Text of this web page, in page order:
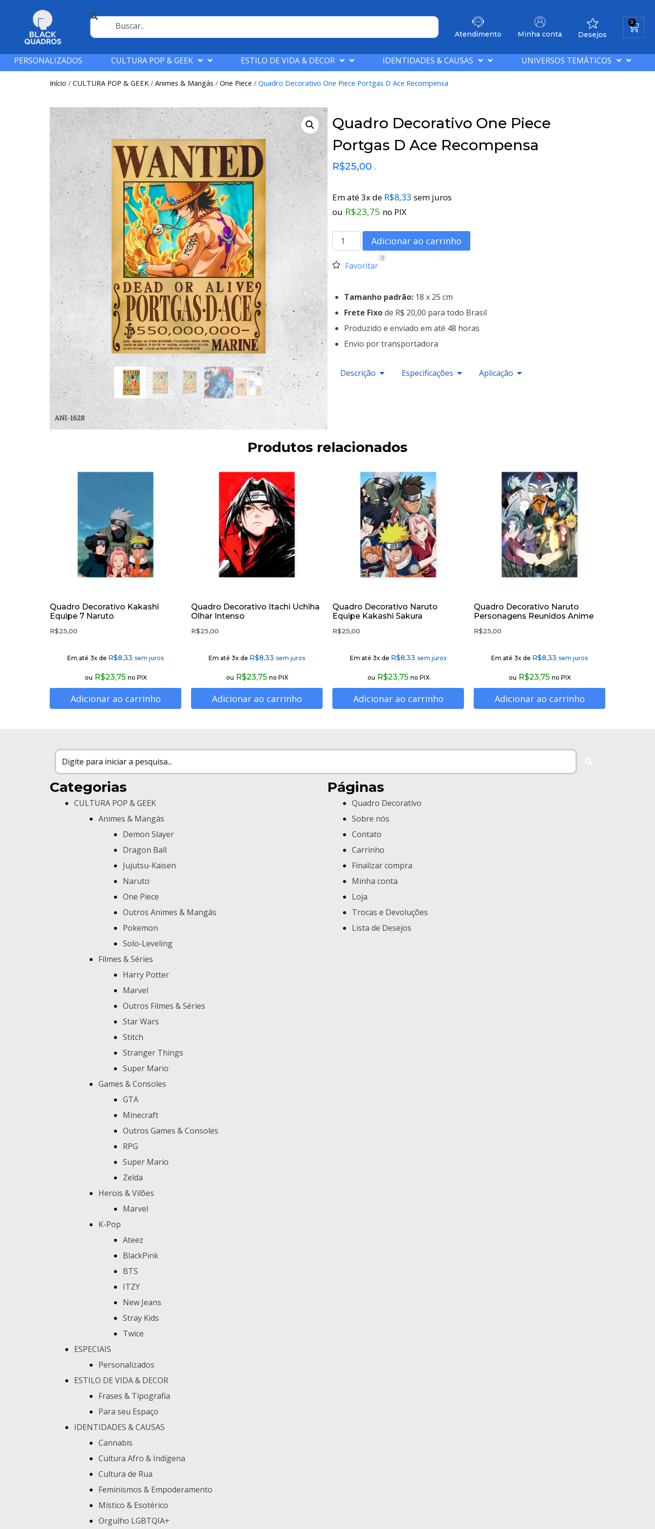
Atendimento Minha conta Desejos
0
PERSONALIZADOS CULTURA POP & GEEK ESTILO DE VIDA & DECOR IDENTIDADES & CAUSAS UNIVERSOS TEMÁTICOS
Início / CULTURA POP & GEEK/ Animes & Mangás / One Piece / Quadro Decorativo One Piece Portgas D Ace Recompensa
ANI-1628
Quadro Decorativo One Piece
Portgas D Ace Recompensa
R$25,00 .
Em até 3x de R$8,33 sem juros
ou R$23,75 no PIX
Adicionar ao carrinho
Favoritar
3
Tamanho padrão: 18 x 25 cm
Frete Fixode R$ 20,00 para todo Brasil
Produzido e enviado em até 48 horas
Envio por transportadora
Descrição Especificações Aplicação
Produtos relacionados
Quadro Decorativo Kakashi
Equipe 7 Naruto
R$25,00
Em até 3x de R$8,33 sem juros
ou R$23,75 no PIX
Adicionar ao carrinho
Quadro Decorativo Itachi Uchiha
Olhar Intenso
R$25,00
Em até 3x de R$8,33 sem juros
ou R$23,75 no PIX
Adicionar ao carrinho
Quadro Decorativo Naruto
Equipe Kakashi Sakura
R$25,00
Em até 3x de R$8,33 sem juros
ou R$23,75 no PIX
Adicionar ao carrinho
Quadro Decorativo Naruto
Personagens Reunidos Anime
R$25,00
Em até 3x de R$8,33 sem juros
ou R$23,75 no PIX
Adicionar ao carrinho
Categorias
CULTURA POP & GEEK
Animes & Mangás
Demon Slayer
Dragon Ball
Jujutsu-Kaisen
Naruto
One Piece
Outros Animes & Mangás
Pokemon
Solo-Leveling
Filmes & Séries
Harry Potter
Marvel
Outros Filmes & Séries
Star Wars
Stitch
Stranger Things
Super Mario
Games & Consoles
GTA
Minecraft
Outros Games & Consoles
RPG
Super Mario
Zelda
Herois & Vilões
Marvel
K-Pop
Ateez
BlackPink
BTS
ITZY
New Jeans
Stray Kids
Twice
ESPECIAIS
Personalizados
ESTILO DE VIDA & DECOR
Frases & Tipografia
Para seu Espaço
IDENTIDADES & CAUSAS
Cannabis
Cultura Afro & Indígena
Cultura de Rua
Feminismos & Empoderamento
Místico & Esotérico
Orgulho LGBTQIA+
Páginas
Quadro Decorativo
Sobre nós
Contato
Carrinho
Finalizar compra
Minha conta
Loja
Trocas e Devoluções
Lista de Desejos